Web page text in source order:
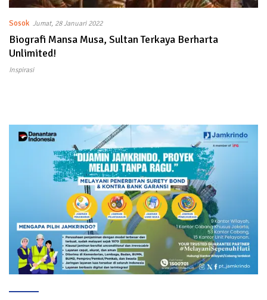
Sosok Jumat, 28 Januari 2022
Biografi Mansa Musa, Sultan Terkaya Berharta
Unlimited!
Inspirasi